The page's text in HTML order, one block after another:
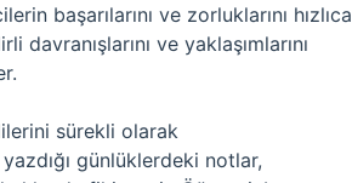
başarılarını ve zorluklarını hızlıca
ve yaklaşımlarını
sürekli olarak
günlüklerdeki notlar,